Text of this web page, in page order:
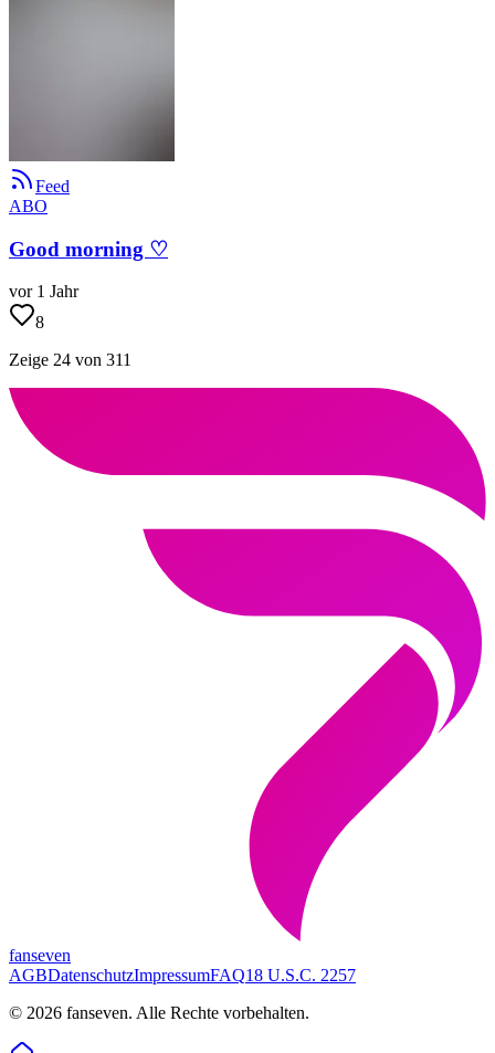
Feed
ABO
Good morning ♡
vor 1 Jahr
8
Zeige 24 von 311
fanseven
AGBDatenschutzImpressumFAQ18 U.S.C. 2257
© 2026 fanseven. Alle Rechte vorbehalten.